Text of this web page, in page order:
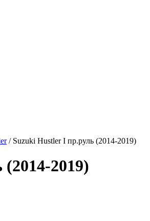
/ Suzuki Hustler I пр.руль (2014-2019)
2019)